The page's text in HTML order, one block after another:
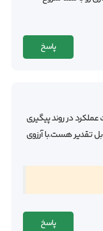
پاسخ
در روند پیگیری
تقدیر هست.با آرزوی
پاسخ